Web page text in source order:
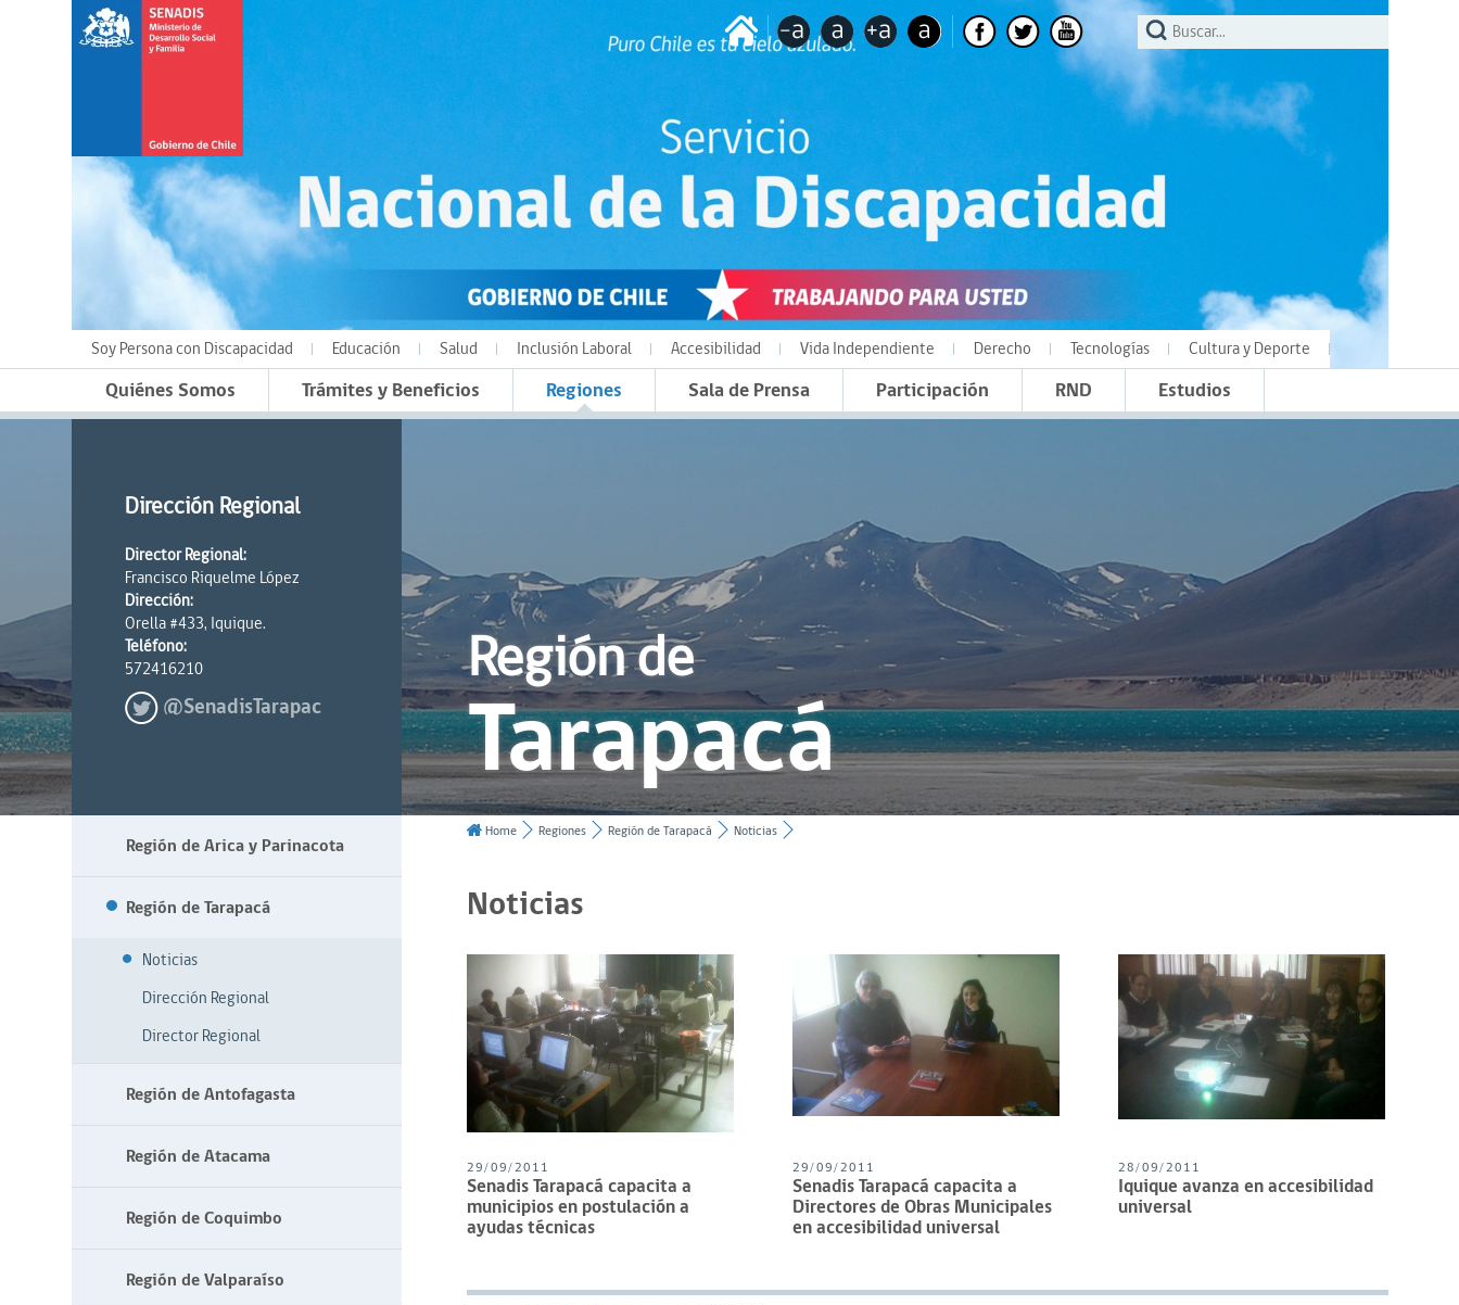
Soy Persona con Discapacidad Educación Salud Inclusión Laboral Accesibilidad Vida Independiente Derecho Tecnologías Cultura y Deporte
Quiénes Somos Trámites y Beneficios Regiones Sala de Prensa Participación RND Estudios
Dirección Regional
Director Regional:
Francisco Riquelme López
Dirección:
Orella #433, Iquique.
Teléfono:
572416210
@SenadisTarapac
Región de
Tarapacá
Región de Arica y Parinacota
Región de Tarapacá
Noticias
Dirección Regional
Director Regional
Región de Antofagasta
Región de Atacama
Región de Coquimbo
Región de Valparaíso
Home Regiones Región de Tarapacá Noticias
Noticias
29/09/2011
Senadis Tarapacá capacita a
municipios en postulación a
ayudas técnicas
29/09/2011
Senadis Tarapacá capacita a
Directores de Obras Municipales
en accesibilidad universal
28/09/2011
Iquique avanza en accesibilidad
universal